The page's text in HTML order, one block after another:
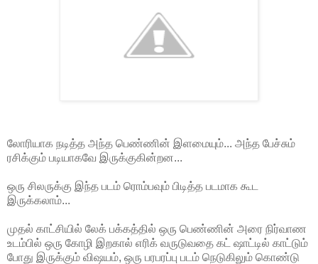
லோரியாக நடித்த அந்த பெண்ணின் இளமையும்... அந்த பேச்சும்
ரசிக்கும் படியாகவே இருக்குகின்றன...
ஒரு சிலருக்கு இந்த படம் ரொம்பவும் பிடித்த படமாக கூட
இருக்கலாம்...
முதல் காட்சியில் லேக் பக்கத்தில் ஒரு பெண்ணின் அரை நிர்வாண
உடம்பில் ஒரு கோழி இறகால் எரிக் வருடுவதை கட் ஷாட்டில் காட்டும்
போது இருக்கும் விஷயம், ஒரு பரபரப்பு படம் நெடுகிலும் கொண்டு